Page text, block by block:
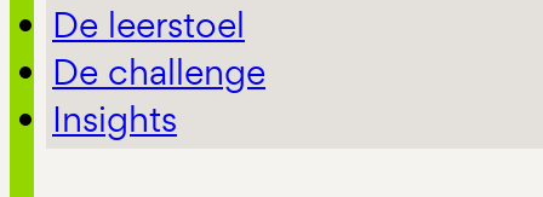
De leerstoel
De challenge
Insights